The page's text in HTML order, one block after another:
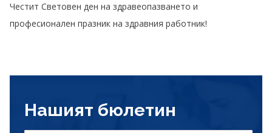
Честит Световен ден на здравеопазването и
професионален празник на здравния работник!
Нашият бюлетин